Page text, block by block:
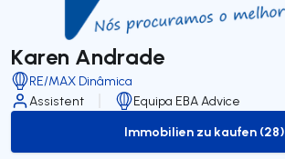
Karen Andrade
RE/MAX Dinâmica
Assistent
Equipa EBA Advice
to-buy-listing
Immobilien zu kaufen (28)